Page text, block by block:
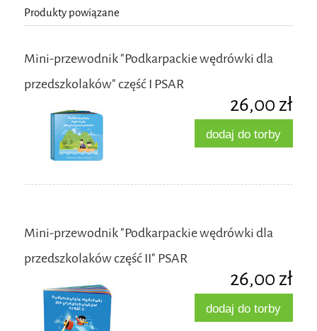
Produkty powiązane
Mini-przewodnik "Podkarpackie wędrówki dla
przedszkolaków" część I PSAR
26,00 zł
dodaj do torby
Mini-przewodnik "Podkarpackie wędrówki dla
przedszkolaków część II" PSAR
26,00 zł
dodaj do torby